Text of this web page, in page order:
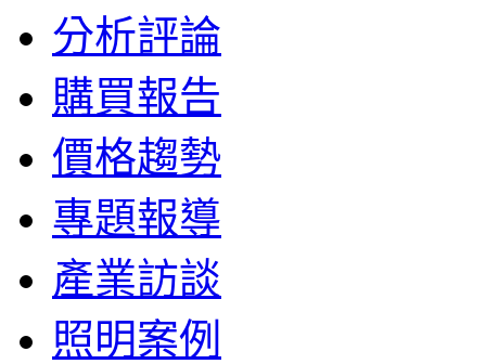
分析評論
購買報告
價格趨勢
專題報導
產業訪談
照明案例